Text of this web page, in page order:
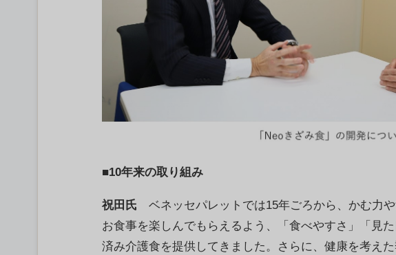
■10年来の取り組み
祝田氏 ベネッセパレットでは15年ごろから、かむ力
お食事を楽しんでもらえるよう、「食べやすさ」「見
済み介護食を提供してきました。さらに、健康を考え